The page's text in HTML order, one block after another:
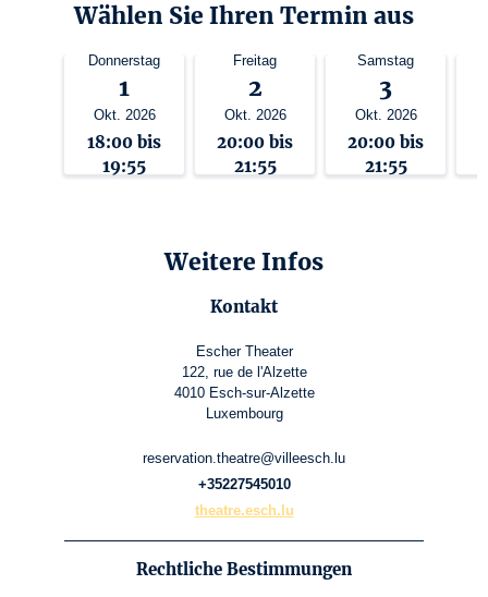
Wählen Sie Ihren Termin aus
Donnerstag
1
Okt. 2026
18:00 bis
19:55
Freitag
2
Okt. 2026
20:00 bis
21:55
Samstag
3
Okt. 2026
20:00 bis
21:55
Weitere Infos
Kontakt
Escher Theater
122, rue de l'Alzette
4010 Esch-sur-Alzette
Luxembourg
reservation.theatre@villeesch.lu
+35227545010
theatre.esch.lu
Rechtliche Bestimmungen